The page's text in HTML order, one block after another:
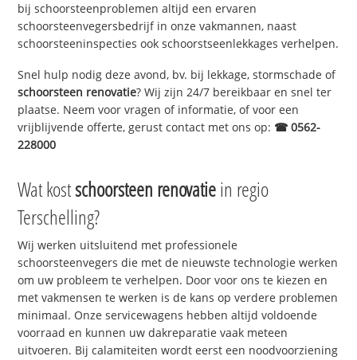
bij schoorsteenproblemen altijd een ervaren
schoorsteenvegersbedrijf in onze vakmannen, naast
schoorsteeninspecties ook schoorstseenlekkages verhelpen.
Snel hulp nodig deze avond, bv. bij lekkage, stormschade of
schoorsteen renovatie? Wij zijn 24/7 bereikbaar en snel ter
plaatse. Neem voor vragen of informatie, of voor een
vrijblijvende offerte, gerust contact met ons op: ☎ 0562-
228000
Wat kostschoorsteen renovatiein regio
Terschelling?
Wij werken uitsluitend met professionele
schoorsteenvegers die met de nieuwste technologie werken
om uw probleem te verhelpen. Door voor ons te kiezen en
met vakmensen te werken is de kans op verdere problemen
minimaal. Onze servicewagens hebben altijd voldoende
voorraad en kunnen uw dakreparatie vaak meteen
uitvoeren. Bij calamiteiten wordt eerst een noodvoorziening